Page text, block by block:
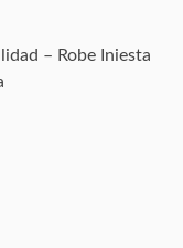
– Robe Iniesta